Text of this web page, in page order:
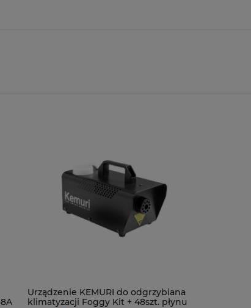
Urządzenie KEMURI do odgrzybiana
klimatyzacji Foggy Kit + 48szt. płynu